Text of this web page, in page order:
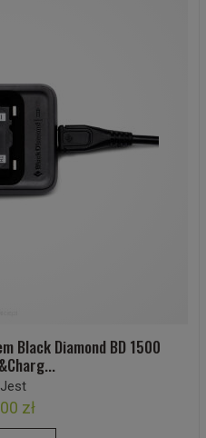
Black Diamond BD 1500
Jest
zł